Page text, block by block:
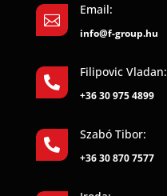

Email:
info@f-group.hu

Filipovic Vladan:
+36 30 975 4899

Szabó Tibor:
+36 30 870 7577